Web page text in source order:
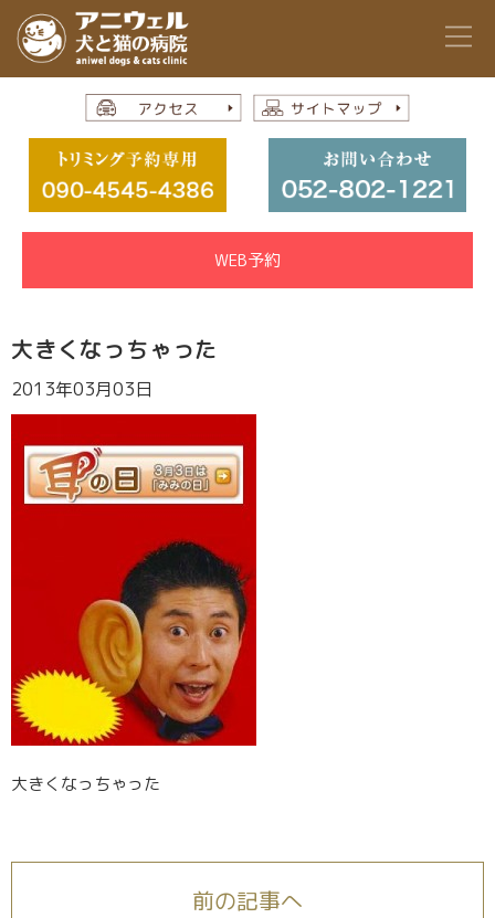
WEB予約
大きくなっちゃった
2013年03月03日
大きくなっちゃった
前の記事へ